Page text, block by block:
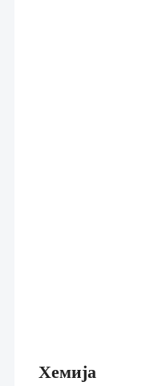
Хемија